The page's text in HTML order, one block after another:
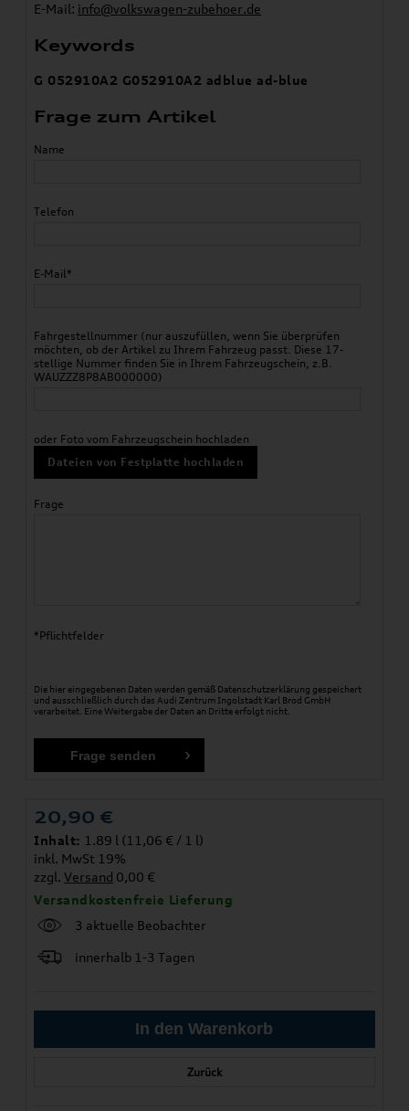
E-Mail: info@volkswagen-zubehoer.de
Keywords
G 052910A2 G052910A2 adblue ad-blue
Frage zum Artikel
Name
Telefon
E-Mail*
Fahrgestellnummer (nur auszufüllen, wenn Sie überprüfen
möchten, ob der Artikel zu Ihrem Fahrzeug passt. Diese 17-
stellige Nummer finden Sie in Ihrem Fahrzeugschein, z.B.
WAUZZZ8P8AB000000)
oder Foto vom Fahrzeugschein hochladen
Dateien von Festplatte hochladen
Frage
*Pflichtfelder
Die hier eingegebenen Daten werden gemäß Datenschutzerklärung gespeichert
und ausschließlich durch das Audi Zentrum Ingolstadt Karl Brod GmbH
verarbeitet. Eine Weitergabe der Daten an Dritte erfolgt nicht.
20,90 €
Inhalt: 1.89 l (11,06 € / 1 l)
inkl. MwSt 19%
zzgl.Versand 0,00 €
Versandkostenfreie Lieferung
3 aktuelle Beobachter
innerhalb 1-3 Tagen
Zurück